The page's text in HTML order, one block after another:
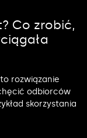
Co zrobić,
rozwiązanie
odbiorców
skorzystania